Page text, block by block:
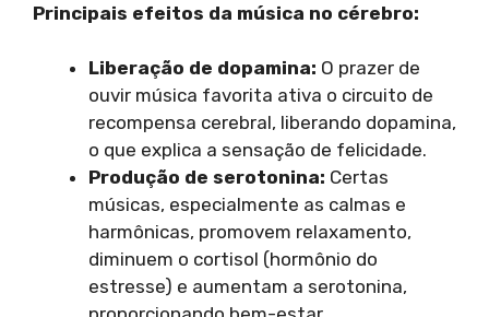
Principais efeitos da música no cérebro:
Liberação de dopamina: O prazer de
ouvir música favorita ativa o circuito de
recompensa cerebral, liberando dopamina,
o que explica a sensação de felicidade.
Produção de serotonina: Certas
músicas, especialmente as calmas e
harmônicas, promovem relaxamento,
diminuem o cortisol (hormônio do
estresse) e aumentam a serotonina,